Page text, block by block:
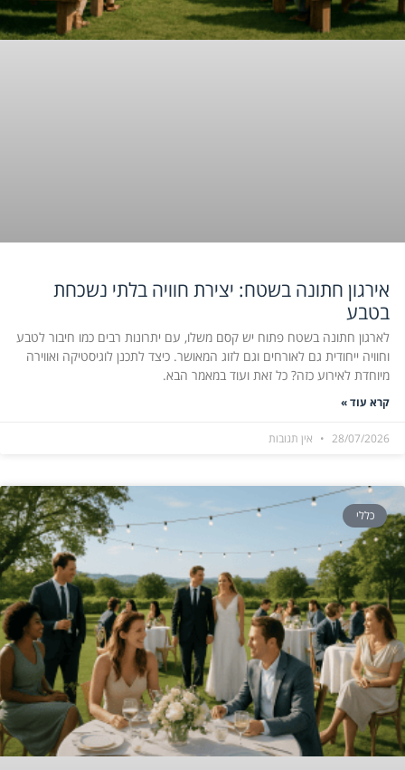
אירגון חתונה בשטח: יצירת חוויה בלתי נשכחת
בטבע
לארגון חתונה בשטח פתוח יש קסם משלו, עם יתרונות רבים כמו חיבור לטבע
וחוויה ייחודית גם לאורחים וגם לזוג המאושר. כיצד לתכנן לוגיסטיקה ואווירה
מיוחדת לאירוע כזה? כל זאת ועוד במאמר הבא.
קרא עוד »
28/07/2026 אין תגובות
כללי